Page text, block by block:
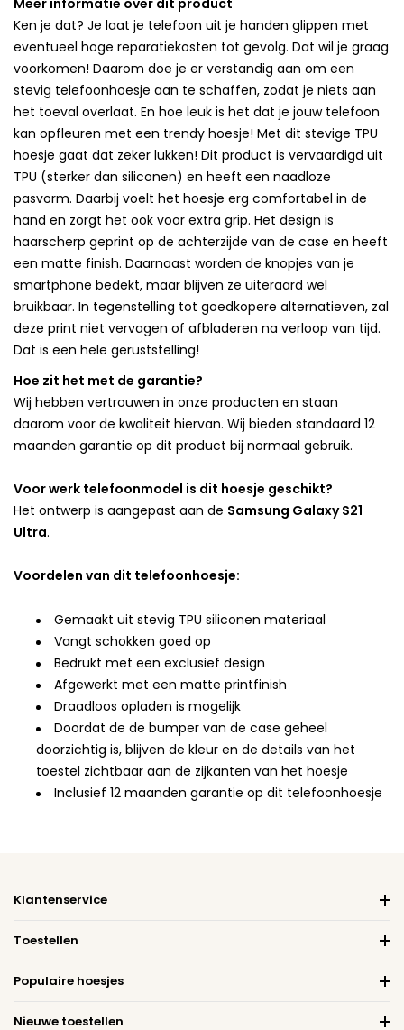
Meer informatie over dit product
Ken je dat? Je laat je telefoon uit je handen glippen met
eventueel hoge reparatiekosten tot gevolg. Dat wil je graag
voorkomen! Daarom doe je er verstandig aan om een
stevig telefoonhoesje aan te schaffen, zodat je niets aan
het toeval overlaat. En hoe leuk is het dat je jouw telefoon
kan opfleuren met een trendy hoesje! Met dit stevige TPU
hoesje gaat dat zeker lukken! Dit product is vervaardigd uit
TPU (sterker dan siliconen) en heeft een naadloze
pasvorm. Daarbij voelt het hoesje erg comfortabel in de
hand en zorgt het ook voor extra grip. Het design is
haarscherp geprint op de achterzijde van de case en heeft
een matte finish. Daarnaast worden de knopjes van je
smartphone bedekt, maar blijven ze uiteraard wel
bruikbaar. In tegenstelling tot goedkopere alternatieven, zal
deze print niet vervagen of afbladeren na verloop van tijd.
Dat is een hele geruststelling!
Hoe zit het met de garantie?
Wij hebben vertrouwen in onze producten en staan
daarom voor de kwaliteit hiervan. Wij bieden standaard 12
maanden garantie op dit product bij normaal gebruik.
Voor werk telefoonmodel is dit hoesje geschikt?
Het ontwerp is aangepast aan de Samsung Galaxy S21
Ultra.
Voordelen van dit telefoonhoesje:
Gemaakt uit stevig TPU siliconen materiaal
Vangt schokken goed op
Bedrukt met een exclusief design
Afgewerkt met een matte printfinish
Draadloos opladen is mogelijk
Doordat de de bumper van de case geheel
doorzichtig is, blijven de kleur en de details van het
toestel zichtbaar aan de zijkanten van het hoesje
Inclusief 12 maanden garantie op dit telefoonhoesje
Klantenservice
Toestellen
Populaire hoesjes
Nieuwe toestellen